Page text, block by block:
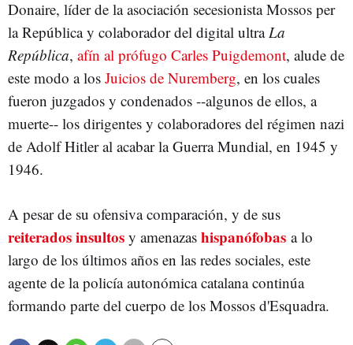
Donaire, líder de la asociación secesionista Mossos per
la República y colaborador del digital ultraLa
República, afín al prófugo Carles Puigdemont, alude de
este modo a los Juicios de Nuremberg, en los cuales
fueron juzgados y condenados --algunos de ellos, a
muerte-- los dirigentes y colaboradores del régimen nazi
de Adolf Hitler al acabar la Guerra Mundial, en 1945 y
1946.
A pesar de su ofensiva comparación, y de sus
reiterados insultos y amenazas hispanófobas a lo
largo de los últimos años en las redes sociales, este
agente de la policía autonómica catalana continúa
formando parte del cuerpo de los Mossos d'Esquadra.